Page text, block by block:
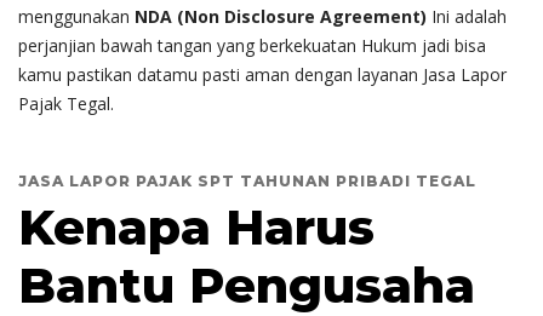
menggunakan NDA (Non Disclosure Agreement) Ini adalah
perjanjian bawah tangan yang berkekuatan Hukum jadi bisa
kamu pastikan datamu pasti aman dengan layanan Jasa Lapor
Pajak Tegal.
JASA LAPOR PAJAK SPT TAHUNAN PRIBADI TEGAL
Kenapa Harus
Bantu Pengusaha